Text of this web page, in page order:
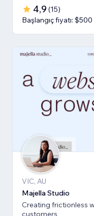
4,9 (15)
Başlangıç fiyatı: $500
VIC, AU
Majella Studio
Creating frictionless
customers